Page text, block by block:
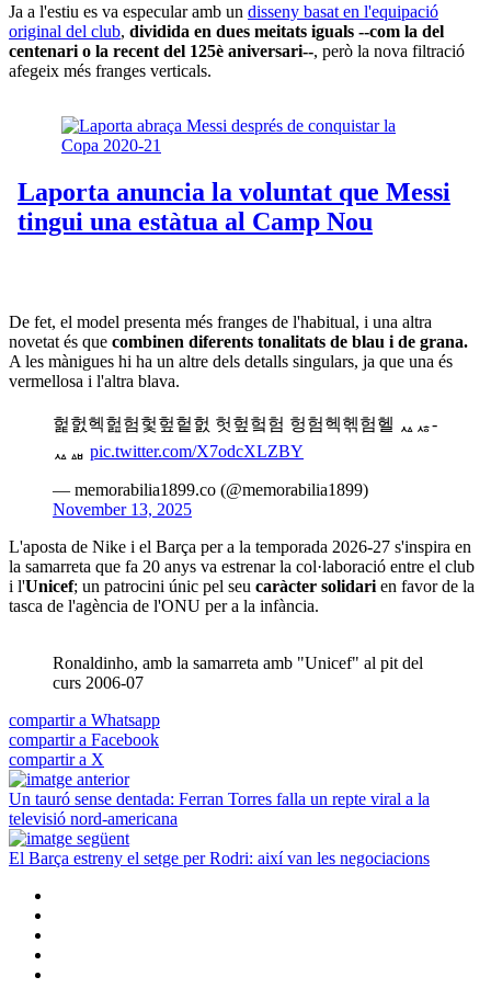
Ja a l'estiu es va especular amb un disseny basat en l'equipació
original del club, dividida en dues meitats iguals --com la del
centenari o la recent del 125è aniversari--, però la nova filtració
afegeix més franges verticals.
De fet, el model presenta més franges de l'habitual, i una altra
novetat és que combinen diferents tonalitats de blau i de grana.
A les mànigues hi ha un altre dels detalls singulars, ja que una és
vermellosa i l'altra blava.
헕헔헥헖험헟헢헡헔 헛헢헠험 헝험헥헦험헬 ퟮퟲ-
ퟮퟳ pic.twitter.com/X7odcXLZBY
— memorabilia1899.co (@memorabilia1899)
November 13, 2025
L'aposta de Nike i el Barça per a la temporada 2026-27 s'inspira en
la samarreta que fa 20 anys va estrenar la col·laboració entre el club
i l'Unicef; un patrocini únic pel seu caràcter solidari en favor de la
tasca de l'agència de l'ONU per a la infància.
Ronaldinho, amb la samarreta amb "Unicef" al pit del
curs 2006-07
compartir a Whatsapp
compartir a Facebook
compartir a X
Un tauró sense dentada: Ferran Torres falla un repte viral a la
televisió nord-americana
El Barça estreny el setge per Rodri: així van les negociacions